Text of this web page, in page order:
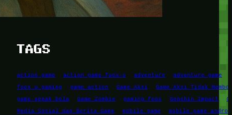
TAGS
action game action game foox-u adventure adventure game
foox u gaming
game action Game Aksi
Game Aksi Tidak
game sepak bola
Game Zombie gaming foox Genshin Impact
Media Sosial dan Berita Game
mobile game
mobile game